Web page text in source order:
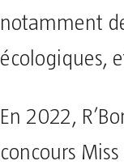
notamment
écologiques,
En 2022,
concours Miss